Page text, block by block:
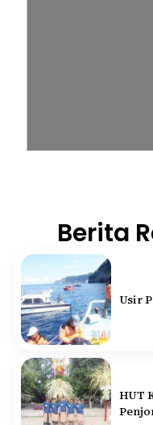
Berita
Usir
HUT